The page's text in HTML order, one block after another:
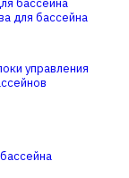
бассейна
для бассейна
управления